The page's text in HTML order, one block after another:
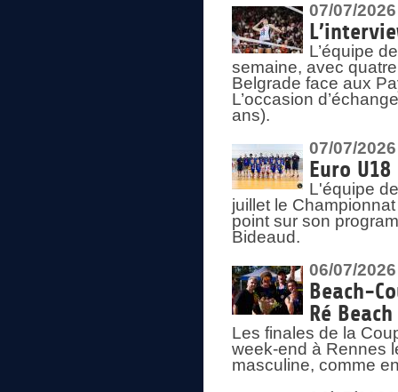
07/07/2026
L’équipe
semaine, avec
Belgrade face aux
L’occasion
ans).
07/07/2026
Euro
L'équipe
juillet le
point sur son
Bideaud.
06/07/2026
Beach-
Ré
Les finales de la
week-end à Rennes
masculine, comme